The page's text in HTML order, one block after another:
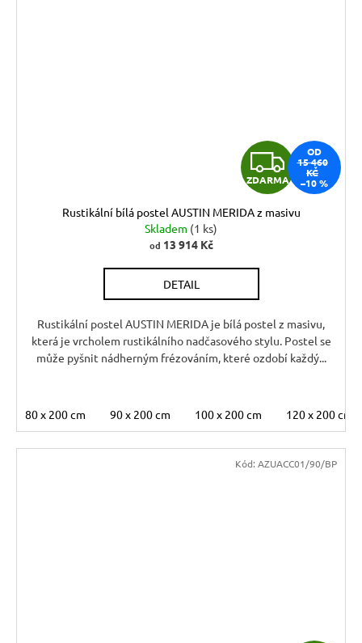
Z
D
A
ZDARMA
OD
15 460
KČ
–10 %
Rustikální bílá postel AUSTIN MERIDA z masivu
Skladem (1 ks)
od 13 914 Kč
DETAIL
Rustikální postel AUSTIN MERIDA je bílá postel z masivu,
která je vrcholem rustikálního nadčasového stylu. Postel se
může pyšnit nádherným frézováním, které ozdobí každý...
80 x 200 cm 90 x 200 cm 100 x 200 cm 120 x 200 cm
Kód: AZUACC01/90/BP